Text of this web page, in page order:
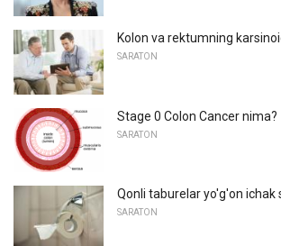
Kolon va rektumning
SARATON
Stage 0 Colon Cancer nima?
SARATON
Qonli taburelar yo'g'on ichak
SARATON